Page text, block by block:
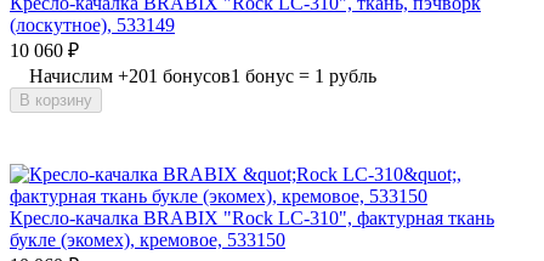
(лоскутное), 533149
10 060 ₽
Начислим +201 бонусов1 бонус = 1 рубль
В корзину
Кресло-качалка BRABIX "Rock LC-310", фактурная ткань
букле (экомех), кремовое, 533150